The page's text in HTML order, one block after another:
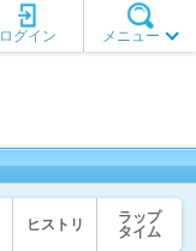
メニュー
ログイン
ヒストリ
ラップ
タイム